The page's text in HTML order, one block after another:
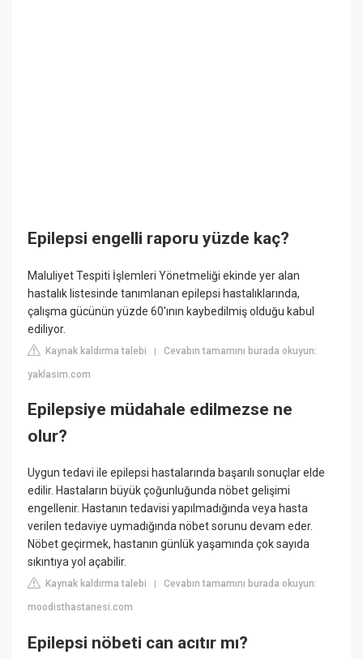
Epilepsi engelli raporu yüzde kaç?
Maluliyet Tespiti İşlemleri Yönetmeliği ekinde yer alan
hastalık listesinde tanımlanan epilepsi hastalıklarında,
çalışma gücünün yüzde 60'ının kaybedilmiş olduğu kabul
ediliyor.
Kaynak kaldırma talebi |Cevabın tamamını burada okuyun:
yaklasim.com
Epilepsiye müdahale edilmezse ne
olur?
Uygun tedavi ile epilepsi hastalarında başarılı sonuçlar elde
edilir. Hastaların büyük çoğunluğunda nöbet gelişimi
engellenir. Hastanın tedavisi yapılmadığında veya hasta
verilen tedaviye uymadığında nöbet sorunu devam eder.
Nöbet geçirmek, hastanın günlük yaşamında çok sayıda
sıkıntıya yol açabilir.
Kaynak kaldırma talebi |Cevabın tamamını burada okuyun:
moodisthastanesi.com
Epilepsi nöbeti can acıtır mı?